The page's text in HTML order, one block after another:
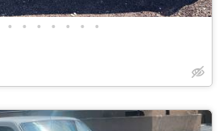
• • • • • • •